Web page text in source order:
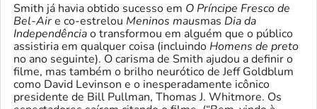
Smith já havia obtido sucesso em O Príncipe Fresco de
Bel-Aire co-estrelou Meninos mausmas Dia da
Independênciao transformou em alguém que o público
assistiria em qualquer coisa (incluindo Homens de preto
no ano seguinte). O carisma de Smith ajudou a definir o
filme, mas também o brilho neurótico de Jeff Goldblum
como David Levinson e o inesperadamente icônico
presidente de Bill Pullman, Thomas J. Whitmore. Os